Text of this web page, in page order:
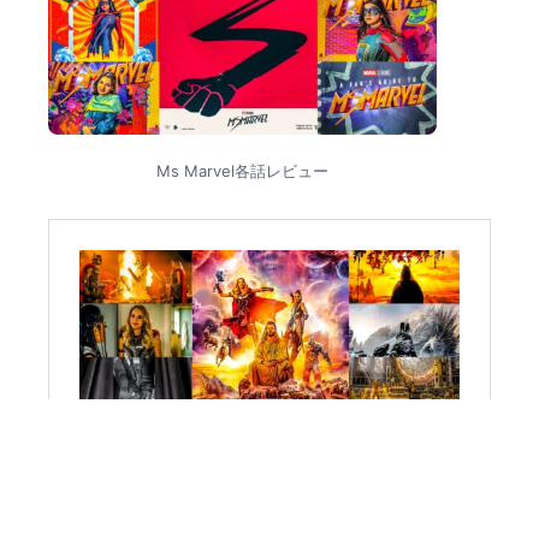
Ms Marvel各話レビュー